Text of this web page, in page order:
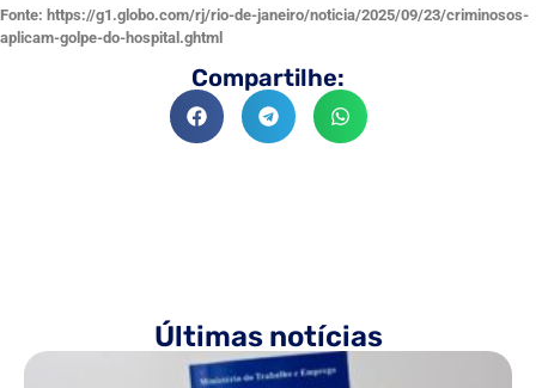
Fonte: https://g1.globo.com/rj/rio-de-janeiro/noticia/2025/09/23/criminosos-
aplicam-golpe-do-hospital.ghtml
Compartilhe:
Últimas notícias